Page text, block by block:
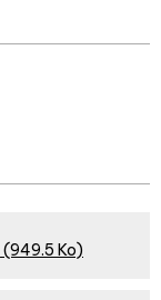
(949.5 Ko)